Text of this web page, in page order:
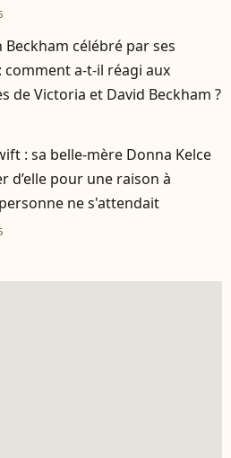
Beckham célébré par ses
comment a-t-il réagi aux
de Victoria et David Beckham ?
: sa belle-mère Donna Kelce
d’elle pour une raison à
ne s'attendait